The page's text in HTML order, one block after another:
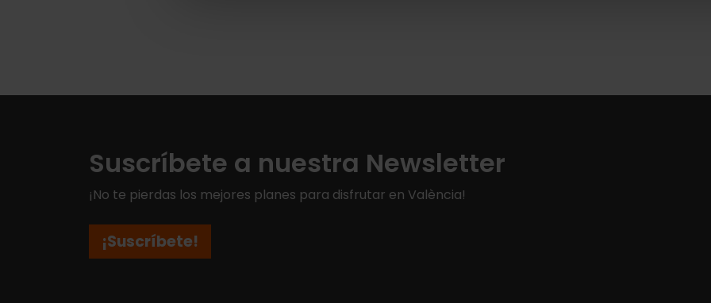
Suscríbete a nuestra Newsletter
¡No te pierdas los mejores planes para disfrutar en València!
¡Suscríbete!